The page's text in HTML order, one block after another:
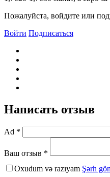
Пожалуйста, войдите или
Войти Подписаться
Написать отзыв
Ad *
Ваш отзыв *
Oxudum və razıyam Şərh